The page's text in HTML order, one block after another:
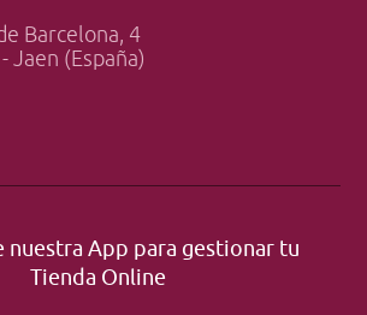
Barcelona, 4
Jaen (España)
nuestra App para gestionar tu
Tienda Online